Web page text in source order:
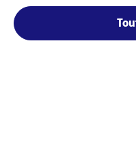
97112 GRAND
Marie-Galante (île